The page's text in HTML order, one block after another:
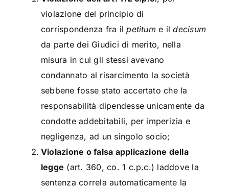
violazione del principio di
corrispondenza fra ilpetitum e ildecisum
da parte dei Giudici di merito, nella
misura in cui gli stessi avevano
condannato al risarcimento la società
sebbene fosse stato accertato che la
responsabilità dipendesse unicamente da
condotte addebitabili, per imperizia e
negligenza, ad un singolo socio;
Violazione o falsa applicazione della
legge (art. 360, co. 1 c.p.c.) laddove la
sentenza correla automaticamente la